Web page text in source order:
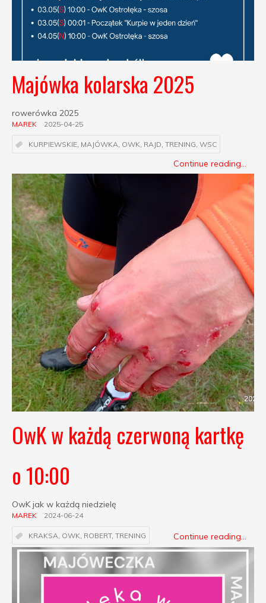
Majówka kolarska 2025
rowerówka 2025
MAREK 2025-04-25
KURPIEWSKIE, MAJÓWKA, OWK, RAJD, TRENING, WSC
Continue reading...
OwK w każdą czerwoną kartkę
o 10:00
OwK jak w każdą niedzielę
MAREK 2024-06-24
KRAKSA, OWK, ROBERT, TRENING Continue reading...